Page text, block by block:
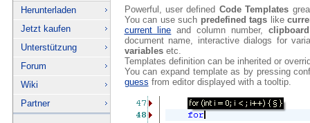
Herunterladen
Jetzt kaufen
Unterstützung
Forum
Wiki
Partner
Powerful, user defined Code Templates
You can use such predefined tags like
current line and column number,
document name, interactive dialogs for
variablesetc.
Templates definition can be inherited or
You can expand template as by pressing
guess from editor displayed with a tooltip.